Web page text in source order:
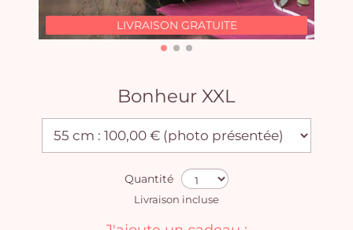
LIVRAISON GRATUITE
Bonheur XXL
Quantité
Livraison incluse